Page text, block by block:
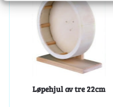
Løpehjul av tre 22cm